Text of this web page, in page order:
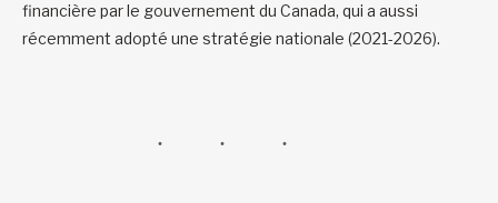
financière par le gouvernement du Canada, qui a aussi
récemment adopté une stratégie nationale (2021-2026).